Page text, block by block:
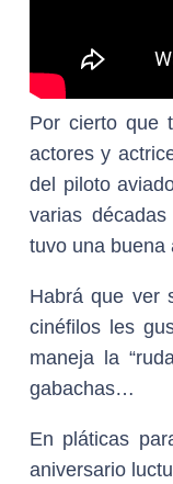
Por cierto que
actores y
del piloto
varias
tuvo una buena
Habrá que ver
cinéfilos les
maneja la
gabachas…
En pláticas
aniversario